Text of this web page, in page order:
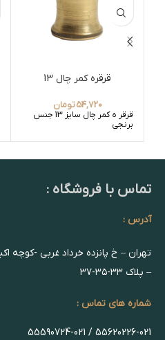
قرقره کمر چال 13
54,720تومان
قرقر ه کمر چال سایز 13 جنس
برنجی
تماس با فروشگاه :
آدرس :
تهران – خ پانزده خرداد غربی -کوچه
– پلاک ۳۳-۳۵-۳۷
شماره های تماس :
55620226-021 / 55590724-021